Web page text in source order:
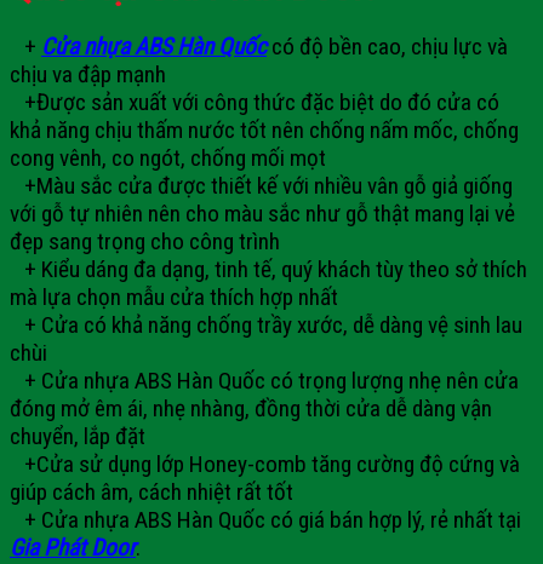
+ Cửa nhựa ABS Hàn Quốccó độ bền cao, chịu lực và
chịu va đập mạnh
+Được sản xuất với công thức đặc biệt do đó cửa có
khả năng chịu thấm nước tốt nên chống nấm mốc, chống
cong vênh, co ngót, chống mối mọt
+Màu sắc cửa được thiết kế với nhiều vân gỗ giả giống
với gỗ tự nhiên nên cho màu sắc như gỗ thật mang lại vẻ
đẹp sang trọng cho công trình
+ Kiểu dáng đa dạng, tinh tế, quý khách tùy theo sở thích
mà lựa chọn mẫu cửa thích hợp nhất
+ Cửa có khả năng chống trầy xước, dễ dàng vệ sinh lau
chùi
+ Cửa nhựa ABS Hàn Quốc có trọng lượng nhẹ nên cửa
đóng mở êm ái, nhẹ nhàng, đồng thời cửa dễ dàng vận
chuyển, lắp đặt
+Cửa sử dụng lớp Honey-comb tăng cường độ cứng và
giúp cách âm, cách nhiệt rất tốt
+ Cửa nhựa ABS Hàn Quốc có giá bán hợp lý, rẻ nhất tại
Gia Phát Door.